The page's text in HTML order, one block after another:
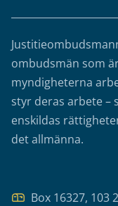
ombudsmän som
myndigheterna
styr deras arbete –
enskildas
det allmänna.
Box 16327, 103